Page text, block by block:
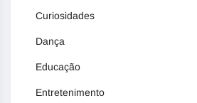
Curiosidades
Dança
Educação
Entretenimento